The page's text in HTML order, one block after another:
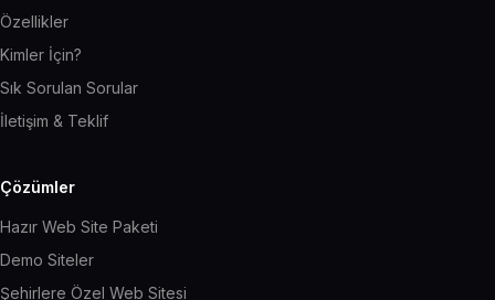
Özellikler
Kimler İçin?
Sık Sorulan Sorular
İletişim & Teklif
Çözümler
Hazır Web Site Paketi
Demo Siteler
Şehirlere Özel Web Sitesi